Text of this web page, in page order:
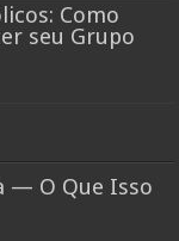
Como
seu Grupo
— O Que Isso